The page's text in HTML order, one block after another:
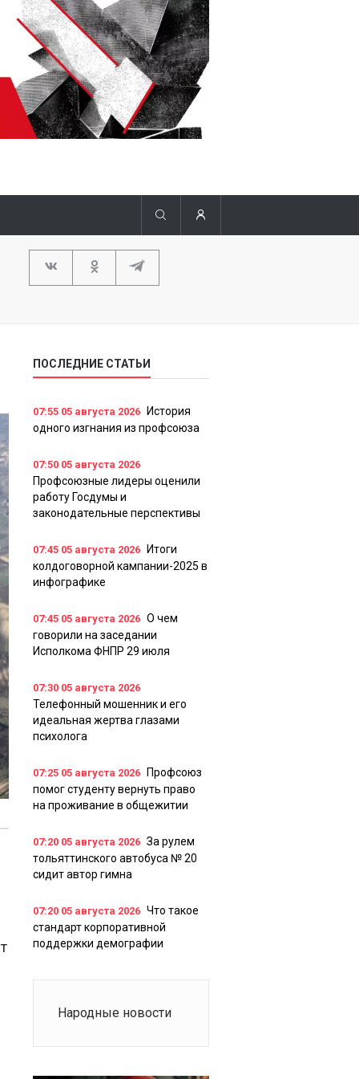
ПОСЛЕДНИЕ СТАТЬИ
07:55 05 августа 2026
История
одного изгнания из профсоюза
07:50 05 августа 2026
Профсоюзные лидеры оценили
работу Госдумы и
законодательные перспективы
07:45 05 августа 2026
Итоги
колдоговорной кампании-2025 в
инфографике
07:45 05 августа 2026 О чем
говорили на заседании
Исполкома ФНПР 29 июля
07:30 05 августа 2026
Телефонный мошенник и его
идеальная жертва глазами
психолога
07:25 05 августа 2026
Профсоюз
помог студенту вернуть право
на проживание в общежитии
07:20 05 августа 2026 За рулем
тольяттинского автобуса № 20
сидит автор гимна
07:20 05 августа 2026 Что такое
стандарт корпоративной
поддержки демографии
Народные новости